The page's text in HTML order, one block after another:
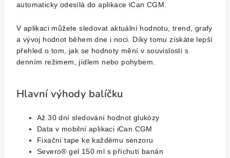
automaticky odesílá do aplikace iCan CGM.
V aplikaci můžete sledovat aktuální hodnotu, trend, grafy
a vývoj hodnot během dne i noci. Díky tomu získáte lepší
přehled o tom, jak se hodnoty mění v souvislosti s
denním režimem, jídlem nebo pohybem.
Hlavní výhody balíčku
Až 30 dní sledování hodnot glukózy
Data v mobilní aplikaci iCan CGM
Fixační tape ke každému senzoru
Severo® gel 150 ml s příchutí banán